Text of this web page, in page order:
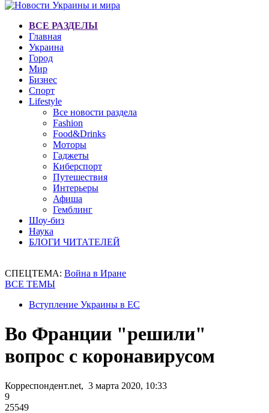
ВСЕ РАЗДЕЛЫ
Главная
Украина
Город
Мир
Бизнес
Спорт
Lifestyle
Все новости раздела
Fashion
Food&Drinks
Моторы
Гаджеты
Киберспорт
Путешествия
Интерьеры
Афиша
Гемблинг
Шоу-биз
Наука
БЛОГИ ЧИТАТЕЛЕЙ
СПЕЦТЕМА: Война в Иране
ВСЕ ТЕМЫ
Вступление Украины в ЕС
Во Франции "решили"
вопрос с коронавирусом
Корреспондент.net, 3 марта 2020, 10:33
9
25549